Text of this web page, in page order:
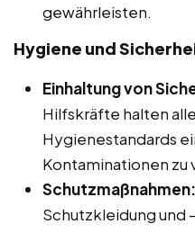
gewährleisten.
Hygiene und
Einhaltung von
Hilfskräfte halten
Hygienestandards
Kontaminationen zu
Schutzmaßnahmen:
Schutzkleidung und